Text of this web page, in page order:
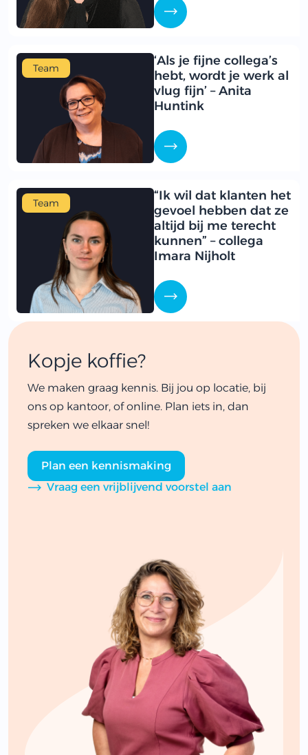
Team
‘Als je fijne collega’s
hebt, wordt je werk al
vlug fijn’ – Anita
Huntink
Team
“Ik wil dat klanten het
gevoel hebben dat ze
altijd bij me terecht
kunnen” – collega
Imara Nijholt
Kopje koffie?
We maken graag kennis. Bij jou op locatie, bij
ons op kantoor, of online. Plan iets in, dan
spreken we elkaar snel!
Plan een kennismaking
Vraag een vrijblijvend voorstel aan